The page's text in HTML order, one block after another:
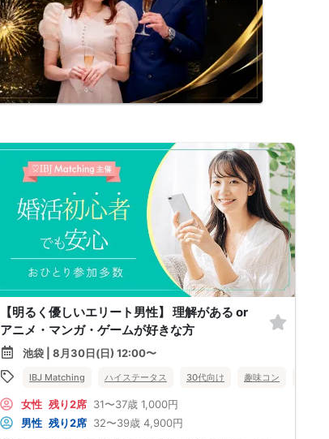
【明るく優しいエリート男性】 理解がある or
アニメ・マンガ・ゲームが好きな方
池袋 | 8月30日(日) 12:00〜
IBJ Matching ハイステータス 30代向け 趣味コン
女性 残り2席 31〜37歳 1,000円
男性 残り2席 32〜39歳 4,900円